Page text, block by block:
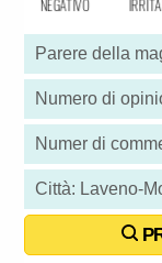
Parere della
Numero di
Numer di
Città: Laveno-